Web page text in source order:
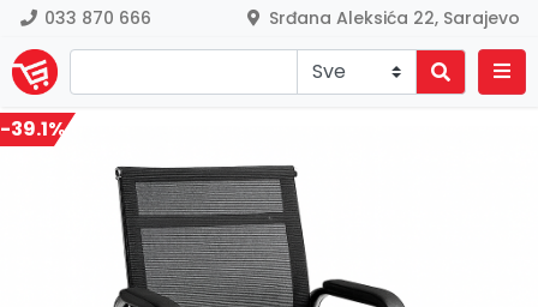
033 870 666 Srđana Aleksića 22, Sarajevo
-39.1%